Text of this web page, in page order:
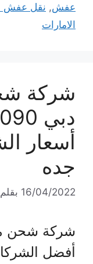
عفش, نقل عفش
الامارات
شركة
أسعار
جده
16/04/2022 بقلم
شركة شحن
أفضل